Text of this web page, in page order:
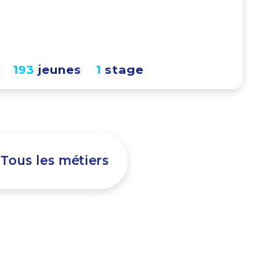
193 jeunes 1 stage
Tous les métiers